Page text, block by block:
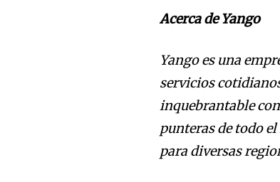
Acerca deYango
Yangoes una
servicios
inquebrantable
punteras de todo
para diversas